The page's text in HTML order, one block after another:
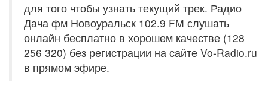
для того чтобы узнать текущий трек. Радио
Дача фм Новоуральск 102.9 FM слушать
онлайн бесплатно в хорошем качестве (128
256 320) без регистрации на сайте Vo-Radio.ru
в прямом эфире.